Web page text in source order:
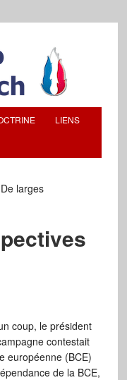
LIENS
larges
coup, le président
contestait
européenne (BCE)
de la BCE,